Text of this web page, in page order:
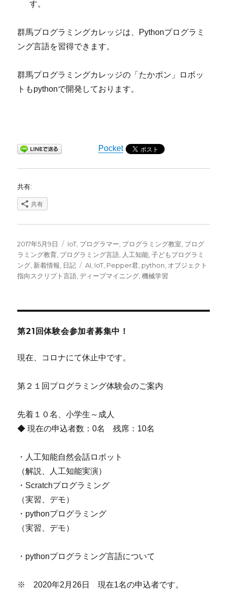
す。
群馬プログラミングカレッジは、Pythonプログラミ
ング言語を習得できます。
群馬プログラミングカレッジの「たかポン」ロボッ
トもpythonで開発しております。
Pocket
共有:
共有
投
稿
日:
2017年5月9日
カ
テ
ゴ
リ
IoT, プログラマー, プログラミング教室, プログ
ラミング教育, プログラミング言語, 人工知能,子どもプログラミ
ング, 新着情報, 日記
タ
グ
AI, IoT, Pepper君, python, オブジェクト
指向スクリプト言語,ディープマイニング,機械学習
第21回体験会参加者募集中！
現在、コロナにて休止中です。
第２１回プログラミング体験会のご案内
先着１０名、小学生～成人
◆ 現在の申込者数：0名 残席：10名
・人工知能自然会話ロボット
（解説、人工知能実演）
・Scratchプログラミング
（実習、デモ）
・pythonプログラミング
（実習、デモ）
・pythonプログラミング言語について
※ 2020年2月26日 現在1名の申込者です。